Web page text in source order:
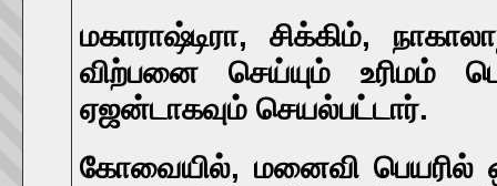
மகாராஷ்டிரா, சிக்கிம்,
விற்பனை செய்யும் உரிமம்
ஏஜன்டாகவும் செயல்பட்டார்.
கோவையில், மனைவி பெயரில்